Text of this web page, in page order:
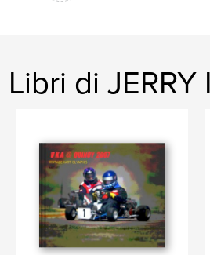
Libri di JERRY